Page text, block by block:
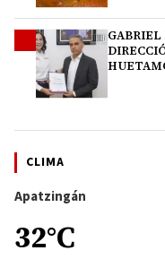
CLIMA
Apatzingán
32°C